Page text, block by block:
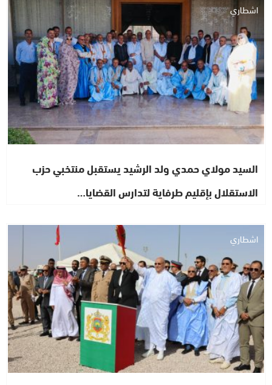
اشطاري
السيد مولاي حمدي ولد الرشيد يستقبل منتخبي حزب
الاستقلال بإقليم طرفاية لتدارس القضايا…
اشطاري